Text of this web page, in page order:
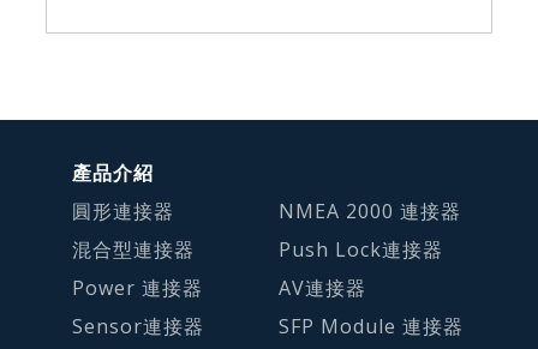
產品介紹
圓形連接器
混合型連接器
Power 連接器
Sensor連接器
NMEA 2000 連接器
Push Lock連接器
AV連接器
SFP Module 連接器